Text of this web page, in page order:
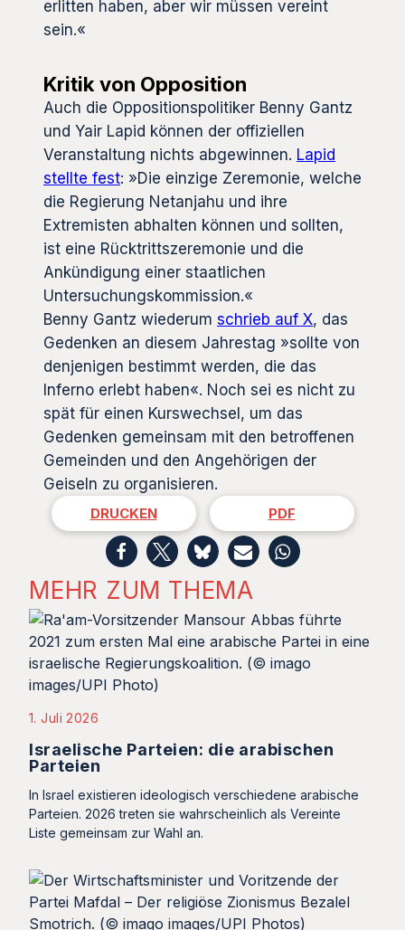
erlitten haben, aber wir müssen vereint
sein.«
Kritik von Opposition
Auch die Oppositionspolitiker Benny Gantz
und Yair Lapid können der offiziellen
Veranstaltung nichts abgewinnen. Lapid
stellte fest: »Die einzige Zeremonie, welche
die Regierung Netanjahu und ihre
Extremisten abhalten können und sollten,
ist eine Rücktrittszeremonie und die
Ankündigung einer staatlichen
Untersuchungskommission.«
Benny Gantz wiederum schrieb auf X, das
Gedenken an diesem Jahrestag »sollte von
denjenigen bestimmt werden, die das
Inferno erlebt haben«. Noch sei es nicht zu
spät für einen Kurswechsel, um das
Gedenken gemeinsam mit den betroffenen
Gemeinden und den Angehörigen der
Geiseln zu organisieren.
DRUCKEN PDF
MEHR ZUM THEMA
1. Juli 2026
Israelische Parteien: die arabischen
Parteien
In Israel existieren ideologisch verschiedene arabische
Parteien. 2026 treten sie wahrscheinlich als Vereinte
Liste gemeinsam zur Wahl an.